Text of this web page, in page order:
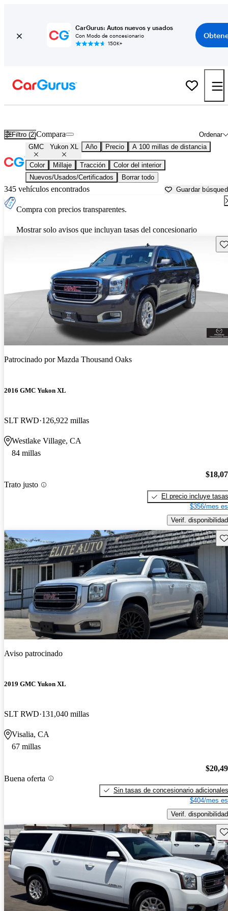
CarGurus: Autos nuevos y usados
Con Modo de concesionario
150K+
Filtro (2) Ordenar
Compara
GMC Yukon XL Año Precio A 100 millas de distancia
Color Millaje Tracción
Color del interior
Nuevos/Usados/Certificados
Borrar todo
345 vehículos encontrados Guardar
Compra con precios transparentes.
Mostrar solo avisos que incluyan tasas del concesionario
Patrocinado porMazda Thousand Oaks
2016 GMC Yukon XL
SLT RWD 126,922 millas
Westlake Village, CA
84 millas
Trato justo
El precio incluye tasas
$356/mes
Verif. disponibilidad
Aviso patrocinado
2019 GMC Yukon XL
SLT RWD 131,040 millas
Visalia, CA
67 millas
Buena oferta
Sin tasas de concesionario adicionales
$404/mes
Verif. disponibilidad